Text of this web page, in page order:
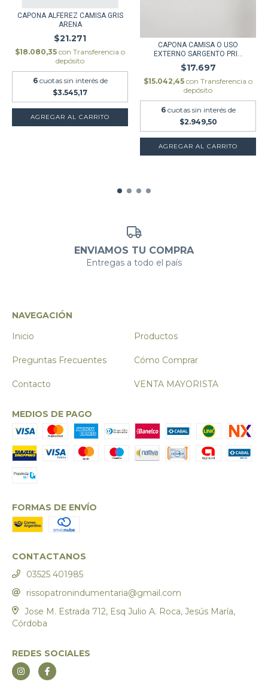
CAPONA ALFEREZ CAMISA GRIS
ARENA
$21.271
$18.080,35 con Transferencia o
depósito
6 cuotas sin interés de
$3.545,17
AGREGAR AL CARRITO
CAPONA CAMISA O USO
EXTERNO SARGENTO PRI...
$17.697
$15.042,45 con Transferencia o
depósito
6 cuotas sin interés de
$2.949,50
AGREGAR AL CARRITO
ENVIAMOS TU COMPRA
Entregas a todo el país
NAVEGACIÓN
Inicio
Productos
Preguntas Frecuentes Cómo Comprar
Contacto VENTA MAYORISTA
MEDIOS DE PAGO
FORMAS DE ENVÍO
CONTACTANOS
03525 401985
rissopatronindumentaria@gmail.com
Jose M. Estrada 712, Esq Julio A. Roca, Jesús María,
Córdoba
REDES SOCIALES